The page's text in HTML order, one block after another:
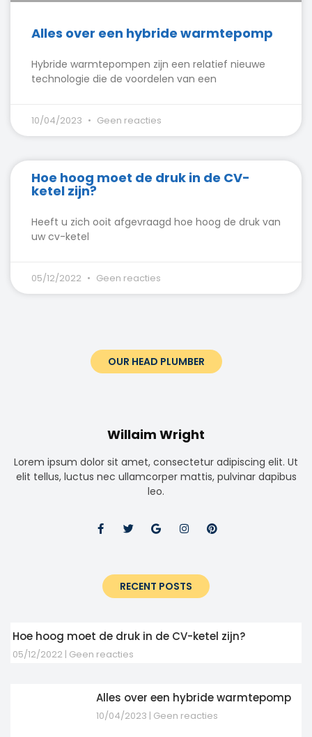
Alles over een hybride warmtepomp
Hybride warmtepompen zijn een relatief nieuwe
technologie die de voordelen van een
10/04/2023 Geen reacties
Hoe hoog moet de druk in de CV-
ketel zijn?
Heeft u zich ooit afgevraagd hoe hoog de druk van
uw cv-ketel
05/12/2022 Geen reacties
OUR HEAD PLUMBER
Willaim Wright
Lorem ipsum dolor sit amet, consectetur adipiscing elit. Ut
elit tellus, luctus nec ullamcorper mattis, pulvinar dapibus
leo.
RECENT POSTS
Hoe hoog moet de druk in de CV-ketel zijn?
05/12/2022 Geen reacties
Alles over een hybride warmtepomp
10/04/2023 Geen reacties